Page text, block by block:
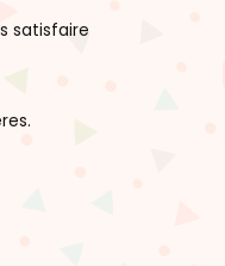
satisfaire